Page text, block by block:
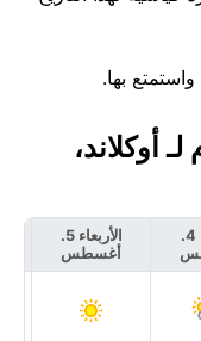
بها.
لمدة 7 يوم لـ أوكلاند،
الثلاثاء 4.
الأربعاء 5.
أغسطس